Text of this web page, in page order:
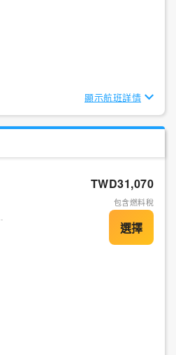
顯示航班詳情
TWD31,070
包含燃料稅